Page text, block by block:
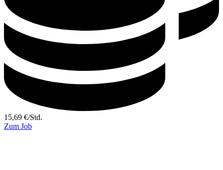
15,69 €/Std.
Zum Job